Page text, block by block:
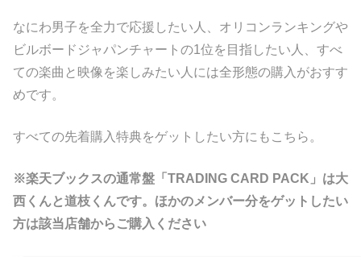
なにわ男子を全力で応援したい人、オリコンランキングや
ビルボードジャパンチャートの1位を目指したい人、すべ
ての楽曲と映像を楽しみたい人には全形態の購入がおすす
めです。
すべての先着購入特典をゲットしたい方にもこちら。
※楽天ブックスの通常盤「TRADING CARD PACK」は大
西くんと道枝くんです。ほかのメンバー分をゲットしたい
方は該当店舗からご購入ください